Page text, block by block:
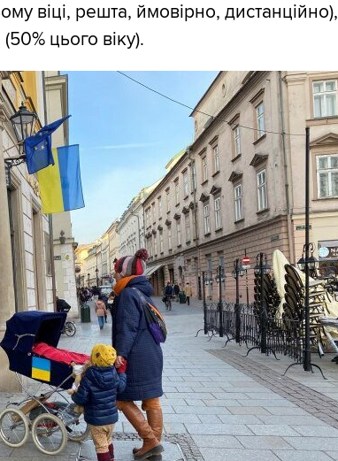
віці, решта, ймовірно, дистанційно),
цього віку).